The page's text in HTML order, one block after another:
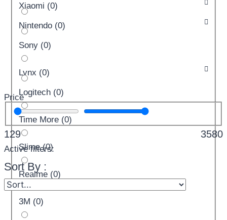
Xiaomi (0)
Nintendo (0)
Sony (0)
Lynx (0)
Logitech (0)
Time More (0)
Slime (0)
Realme (0)
3M (0)
Price
129 3580
Active filters:
Sort By :